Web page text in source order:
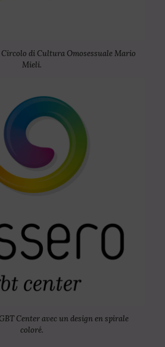
di Cultura Omosessuale Mario
Mieli.
Center avec un design en spirale
coloré.